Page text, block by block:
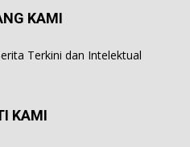
KAMI
Terkini dan Intelektual
KAMI